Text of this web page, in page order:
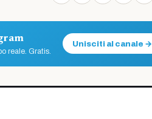
reale. Gratis.
Unisciti al canale →